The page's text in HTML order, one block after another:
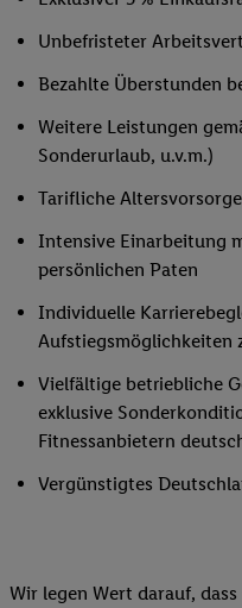
Unbefristeter
Bezahlte Überstunden
Weitere Leistungen
Sonderurlaub, u.v.m.)
Tarifliche Altersvorsorge
Intensive Einarbeitung
persönlichen Paten
Individuelle
Aufstiegsmöglichkeiten
Vielfältige betriebliche
exklusive
Fitnessanbietern
Vergünstigtes
Wir legen Wert darauf,